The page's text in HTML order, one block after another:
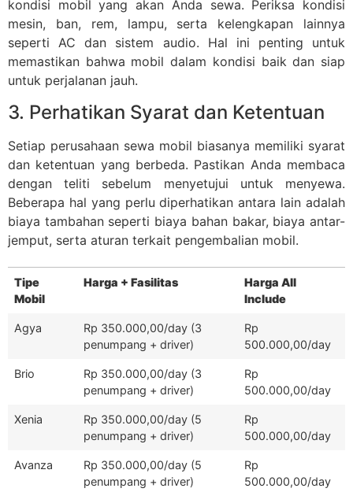
kondisi mobil yang akan Anda sewa. Periksa kondisi
mesin, ban, rem, lampu, serta kelengkapan lainnya
seperti AC dan sistem audio. Hal ini penting untuk
memastikan bahwa mobil dalam kondisi baik dan siap
untuk perjalanan jauh.
3. Perhatikan Syarat dan Ketentuan
Setiap perusahaan sewa mobil biasanya memiliki syarat
dan ketentuan yang berbeda. Pastikan Anda membaca
dengan teliti sebelum menyetujui untuk menyewa.
Beberapa hal yang perlu diperhatikan antara lain adalah
biaya tambahan seperti biaya bahan bakar, biaya antar-
jemput, serta aturan terkait pengembalian mobil.
Tipe
Mobil
Harga + Fasilitas
Harga All
Include
Agya
Rp 350.000,00/day (3
penumpang + driver)
Rp
500.000,00/day
Brio
Rp 350.000,00/day (3
penumpang + driver)
Rp
500.000,00/day
Xenia
Rp 350.000,00/day (5
penumpang + driver)
Rp
500.000,00/day
Avanza
Rp 350.000,00/day (5
penumpang + driver)
Rp
500.000,00/day